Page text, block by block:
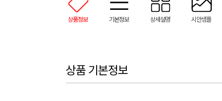
상품정보 기본정보 상세설명 시안샘플
상품 기본정보